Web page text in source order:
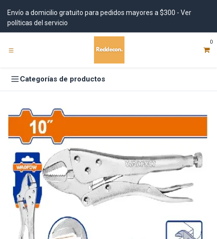
Envío a domicilio gratuito para pedidos mayores a $300 - Ver
políticas del servicio
0
Categorías de productos